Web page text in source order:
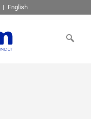
English